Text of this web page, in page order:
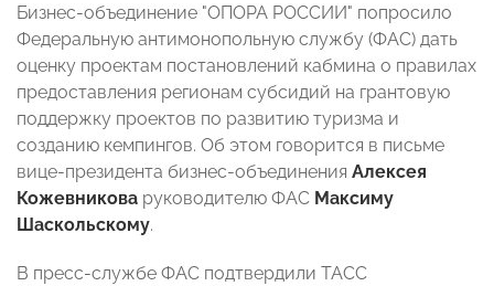
Бизнес-объединение "ОПОРА РОССИИ" попросило
Федеральную антимонопольную службу (ФАС) дать
оценку проектам постановлений кабмина о правилах
предоставления регионам субсидий на грантовую
поддержку проектов по развитию туризма и
созданию кемпингов. Об этом говорится в письме
вице-президента бизнес-объединения Алексея
Кожевникова руководителю ФАС Максиму
Шаскольскому.
В пресс-службе ФАС подтвердили ТАСС